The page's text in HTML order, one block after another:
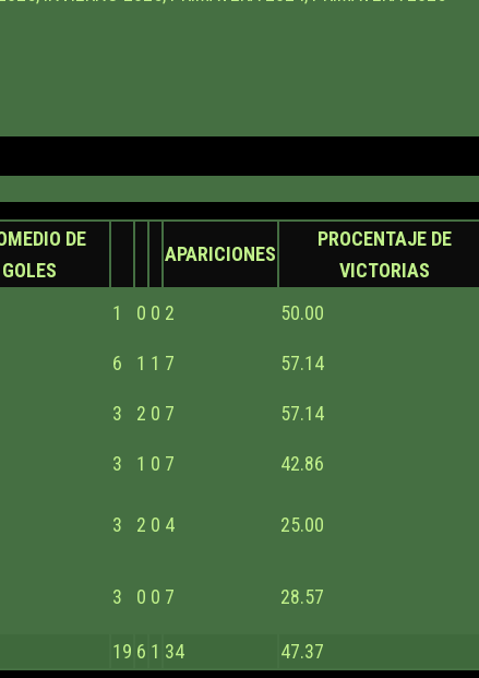
DE
GOLES
APARICIONES
PROCENTAJE DE
VICTORIAS
1 0 0 2 50.00
6 1 1 7 57.14
3 2 0 7 57.14
3 1 0 7 42.86
3 2 0 4 25.00
3 0 0 7 28.57
19 6 1 34 47.37